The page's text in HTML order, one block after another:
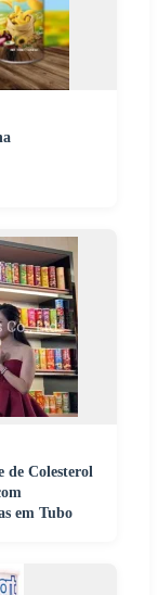
de Colesterol
em Tubo